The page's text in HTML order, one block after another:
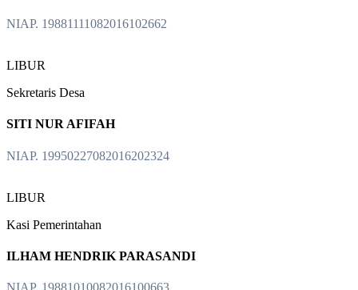
NIAP. 19881111082016102662
LIBUR
Sekretaris Desa
SITI NUR AFIFAH
NIAP. 19950227082016202324
LIBUR
Kasi Pemerintahan
ILHAM HENDRIK PARASANDI
NIAP. 19881010082016100663